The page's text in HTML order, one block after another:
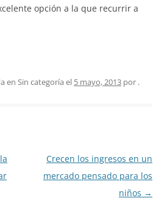
opción a la que recurrir a
en Sin categoría el 5 mayo, 2013 por .
Crecen los ingresos en un
mercado pensado para los
niños →